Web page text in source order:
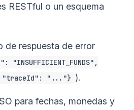
RESTful o un esquema
de respuesta de error
"INSUFFICIENT_FUNDS",
"traceId": "..."} ).
para fechas, monedas y